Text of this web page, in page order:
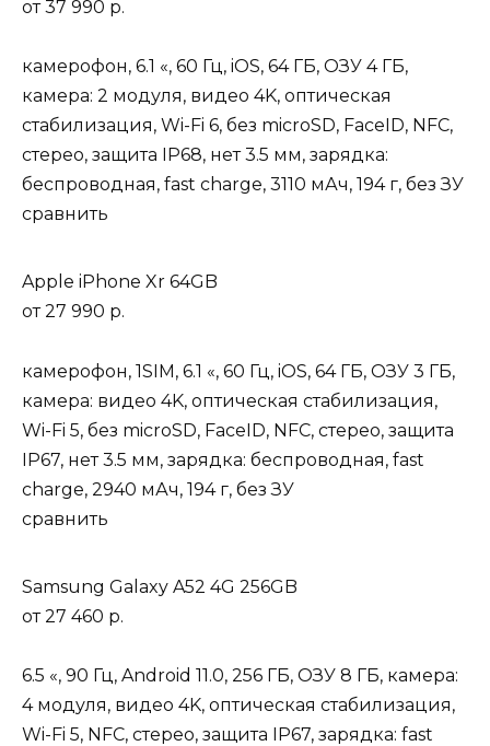
от37 990 р.
камерофон, 6.1 «, 60 Гц, iOS, 64 ГБ, ОЗУ 4 ГБ,
камера: 2 модуля, видео 4K, оптическая
стабилизация, Wi-Fi 6, без microSD, FaceID, NFC,
стерео, защита IP68, нет 3.5 мм, зарядка:
беспроводная, fast charge, 3110 мАч, 194 г, без ЗУ
сравнить
Apple iPhone Xr 64GB
от27 990 р.
камерофон, 1SIM, 6.1 «, 60 Гц, iOS, 64 ГБ, ОЗУ 3 ГБ,
камера: видео 4K, оптическая стабилизация,
Wi-Fi 5, без microSD, FaceID, NFC, стерео, защита
IP67, нет 3.5 мм, зарядка: беспроводная, fast
charge, 2940 мАч, 194 г, без ЗУ
сравнить
Samsung Galaxy A52 4G 256GB
от27 460 р.
6.5 «, 90 Гц, Android 11.0, 256 ГБ, ОЗУ 8 ГБ, камера:
4 модуля, видео 4K, оптическая стабилизация,
Wi-Fi 5, NFC, стерео, защита IP67, зарядка: fast